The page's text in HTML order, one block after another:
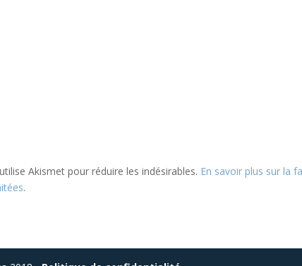
Akismet pour réduire les indésirables. En savoir plus sur la
.